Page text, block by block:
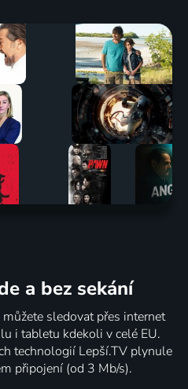
a bez sekání
sledovat přes internet
i tabletu kdekoli v celé EU.
technologií Lepší.TV plynule
připojení (od 3 Mb/s).